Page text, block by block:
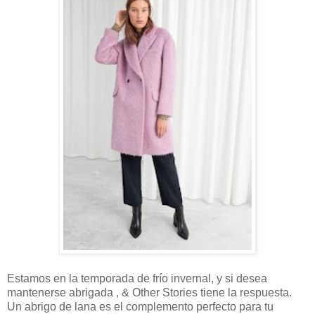
Estamos en la temporada de frío invernal, y si desea
mantenerse abrigada , & Other Stories tiene la respuesta.
Un abrigo de lana es el complemento perfecto para tu